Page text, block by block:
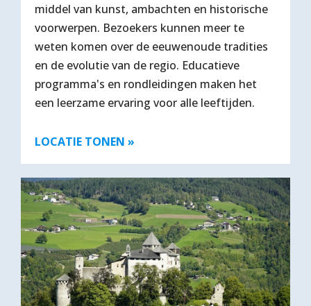
middel van kunst, ambachten en historische
voorwerpen. Bezoekers kunnen meer te
weten komen over de eeuwenoude tradities
en de evolutie van de regio. Educatieve
programma's en rondleidingen maken het
een leerzame ervaring voor alle leeftijden.
LOCATIE TONEN »